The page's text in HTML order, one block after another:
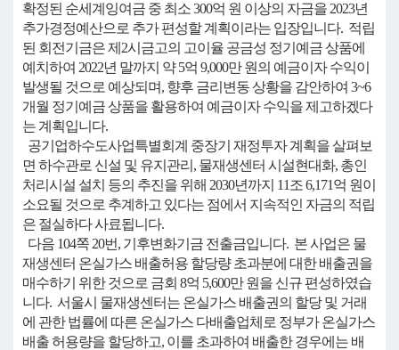
확정된 순세계잉여금 중 최소 300억 원 이상의 자금을 2023년
추가경정예산으로 추가 편성할 계획이라는 입장입니다. 적립
된 회전기금은 제2시금고의 고이율 공금성 정기예금 상품에
예치하여 2022년 말까지 약 5억 9,000만 원의 예금이자 수익이
발생될 것으로 예상되며, 향후 금리변동 상황을 감안하여 3~6
개월 정기예금 상품을 활용하여 예금이자 수익을 제고하겠다
는 계획입니다.
공기업하수도사업특별회계 중장기 재정투자 계획을 살펴보
면 하수관로 신설 및 유지관리, 물재생센터 시설현대화, 총인
처리시설 설치 등의 추진을 위해 2030년까지 11조 6,171억 원이
소요될 것으로 추계하고 있다는 점에서 지속적인 자금의 적립
은 절실하다 사료됩니다.
다음 104쪽 20번, 기후변화기금 전출금입니다. 본 사업은 물
재생센터 온실가스 배출허용 할당량 초과분에 대한 배출권을
매수하기 위한 것으로 금회 8억 5,600만 원을 신규 편성하였습
니다. 서울시 물재생센터는 온실가스 배출권의 할당 및 거래
에 관한 법률에 따른 온실가스 다배출업체로 정부가 온실가스
배출 허용량을 할당하고, 이를 초과하여 배출한 경우에는 배